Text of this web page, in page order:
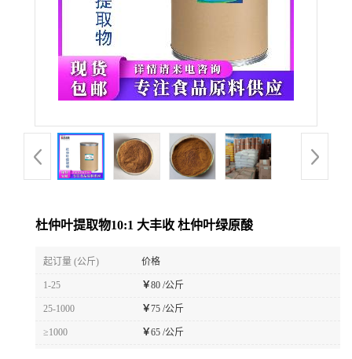
杜仲叶提取物10:1 大丰收 杜仲叶绿原酸
起订量 (公斤) 价格
1-25 ￥80 /公斤
25-1000 ￥75 /公斤
≥1000 ￥65 /公斤